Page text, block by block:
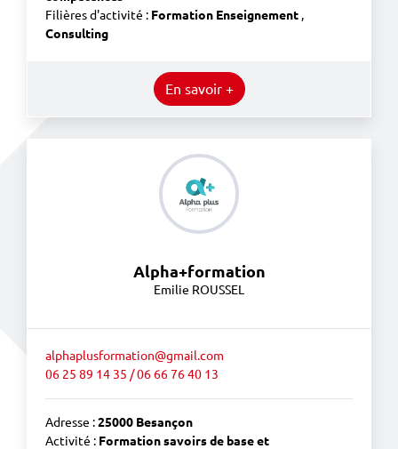
Filières d'activité : Formation Enseignement ,
Consulting
En savoir +
Alpha+formation
Emilie ROUSSEL
alphaplusformation@gmail.com
06 25 89 14 35 / 06 66 76 40 13
Adresse :25000 Besançon
Activité : Formation savoirs de base et